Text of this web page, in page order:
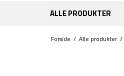
ALLE PRODUKTER
Forside / Alle produkter/